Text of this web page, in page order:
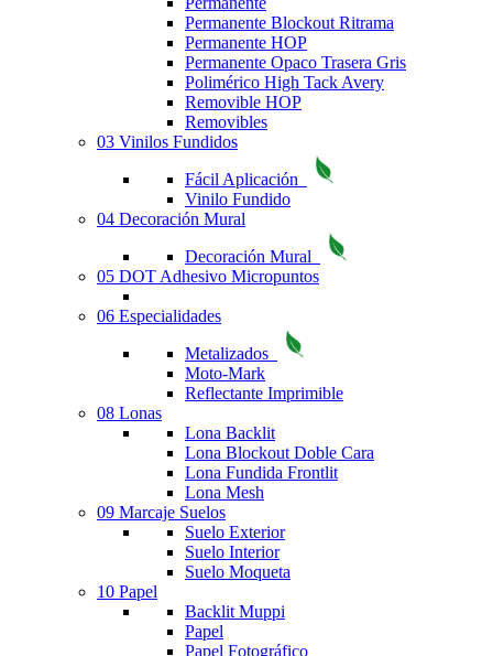
Permanente Blockout Ritrama
Permanente HOP
Permanente Opaco Trasera Gris
Polimérico High Tack Avery
Removible HOP
Removibles
03 Vinilos Fundidos
Fácil Aplicación
Vinilo Fundido
04 Decoración Mural
Decoración Mural
05 DOT Adhesivo Micropuntos
06 Especialidades
Metalizados
Moto-Mark
Reflectante Imprimible
08 Lonas
Lona Backlit
Lona Blockout Doble Cara
Lona Fundida Frontlit
Lona Mesh
09 Marcaje Suelos
Suelo Exterior
Suelo Interior
Suelo Moqueta
10 Papel
Backlit Muppi
Papel
Papel Fotográfico